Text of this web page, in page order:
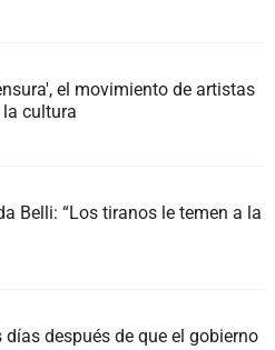
el movimiento de artistas
cultura
Belli: “Los tiranos le temen a la
después de que el gobierno